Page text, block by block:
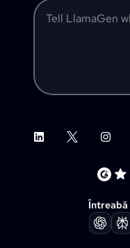
Tell LlamaGen what
LinkedInX (Twitter)
Întreabă